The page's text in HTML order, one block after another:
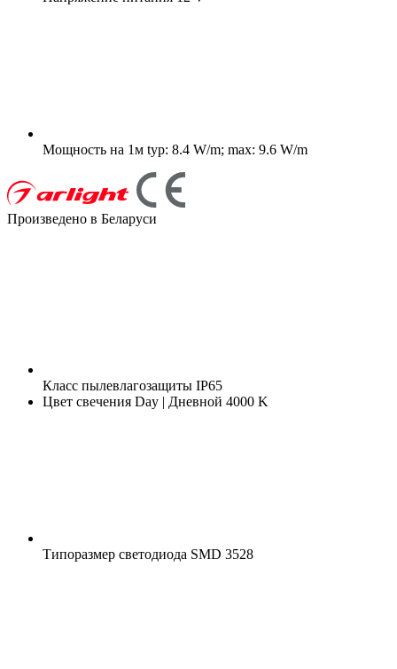
Мощность на 1м typ: 8.4 W/m; max: 9.6 W/m
Произведено в Беларуси
Класс пылевлагозащиты IP65
Цвет свечения Day | Дневной 4000 K
Типоразмер светодиода SMD 3528